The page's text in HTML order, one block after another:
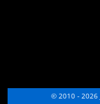
© 2010 - 2026